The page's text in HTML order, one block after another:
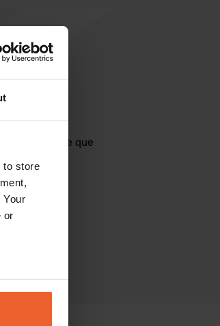
to store
Your
or
aux autres ce que